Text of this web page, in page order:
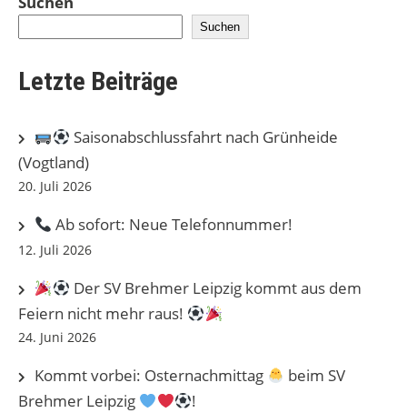
Suchen
Letzte Beiträge
Saisonabschlussfahrt nach Grünheide
(Vogtland)
20. Juli 2026
Ab sofort: Neue Telefonnummer!
12. Juli 2026
Der SV Brehmer Leipzig kommt aus dem
Feiern nicht mehr raus!
24. Juni 2026
Kommt vorbei: Osternachmittag
beim SV
Brehmer Leipzig
!